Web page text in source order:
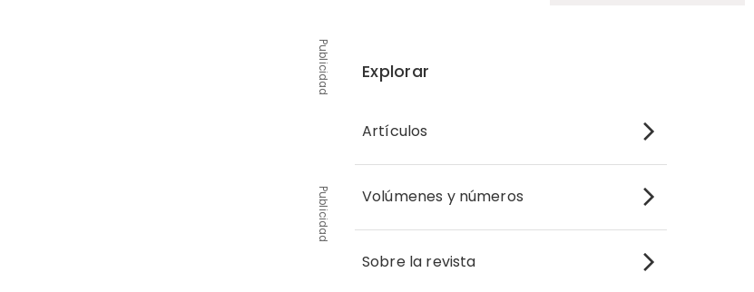
Publicidad
Publicidad
Explorar
Artículos
Volúmenes y números
Sobre la revista